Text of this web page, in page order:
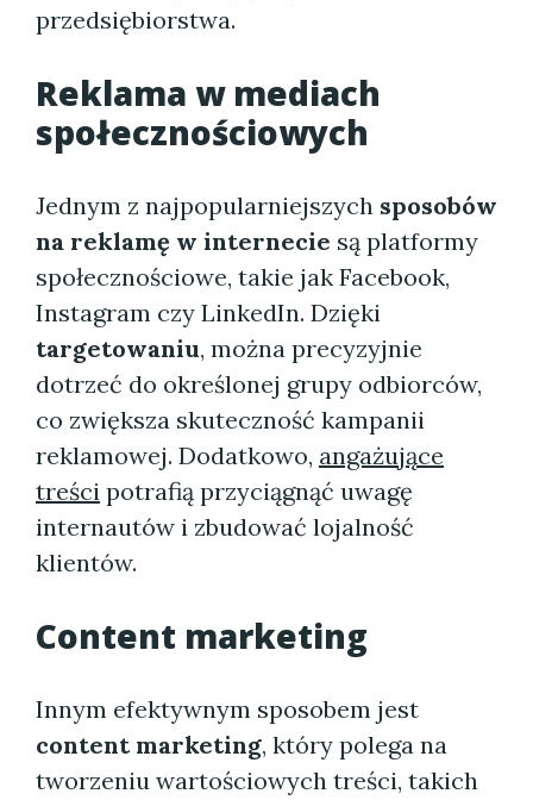
przedsiębiorstwa.
Reklama w mediach
społecznościowych
Jednym z najpopularniejszych sposobów
na reklamę w internecie są platformy
społecznościowe, takie jak Facebook,
Instagram czy LinkedIn. Dzięki
targetowaniu, można precyzyjnie
dotrzeć do określonej grupy odbiorców,
co zwiększa skuteczność kampanii
reklamowej. Dodatkowo, angażujące
treści potrafią przyciągnąć uwagę
internautów i zbudować lojalność
klientów.
Content marketing
Innym efektywnym sposobem jest
content marketing, który polega na
tworzeniu wartościowych treści, takich